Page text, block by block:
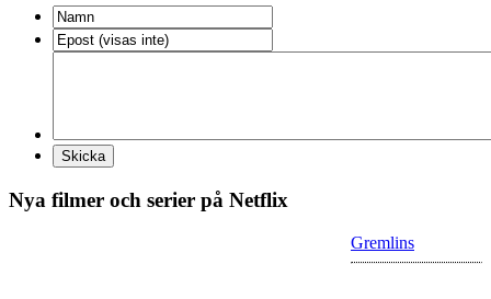
Nya filmer och serier på Netflix
Gremlins